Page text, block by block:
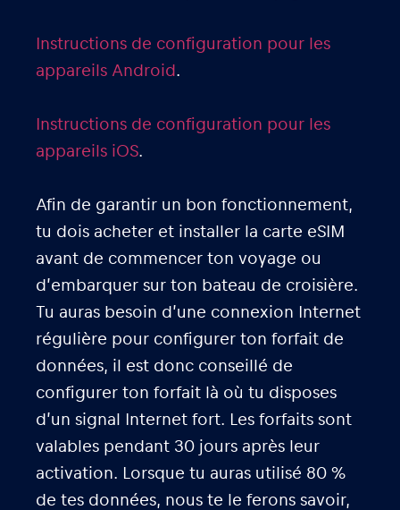
Instructions de configuration pour les
appareils Android.
Instructions de configuration pour les
appareils iOS.
Afin de garantir un bon fonctionnement,
tu dois acheter et installer la carte eSIM
avant de commencer ton voyage ou
d’embarquer sur ton bateau de croisière.
Tu auras besoin d’une connexion Internet
régulière pour configurer ton forfait de
données, il est donc conseillé de
configurer ton forfait là où tu disposes
d’un signal Internet fort. Les forfaits sont
valables pendant 30 jours après leur
activation. Lorsque tu auras utilisé 80 %
de tes données, nous te le ferons savoir,